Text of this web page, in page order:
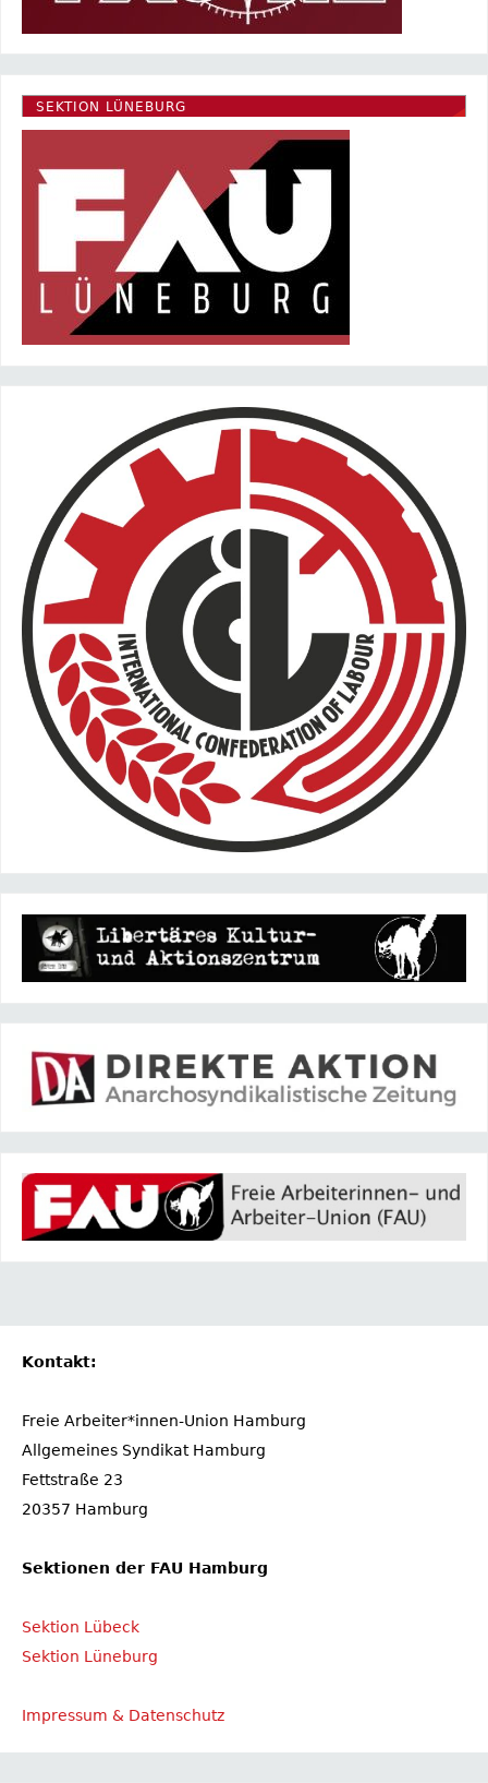
SEKTION LÜNEBURG
Kontakt:
Freie Arbeiter*innen-Union Hamburg
Allgemeines Syndikat Hamburg
Fettstraße 23
20357 Hamburg
Sektionen der FAU Hamburg
Sektion Lübeck
Sektion Lüneburg
Impressum & Datenschutz